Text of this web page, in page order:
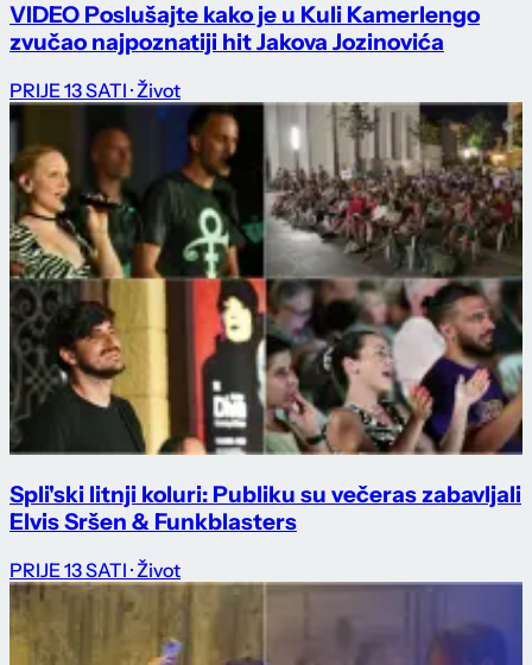
VIDEO Poslušajte kako je u Kuli Kamerlengo
zvučao najpoznatiji hit Jakova Jozinovića
PRIJE 13 SATI · Život
Spli'ski litnji koluri: Publiku su večeras zabavljali
Elvis Sršen & Funkblasters
PRIJE 13 SATI · Život